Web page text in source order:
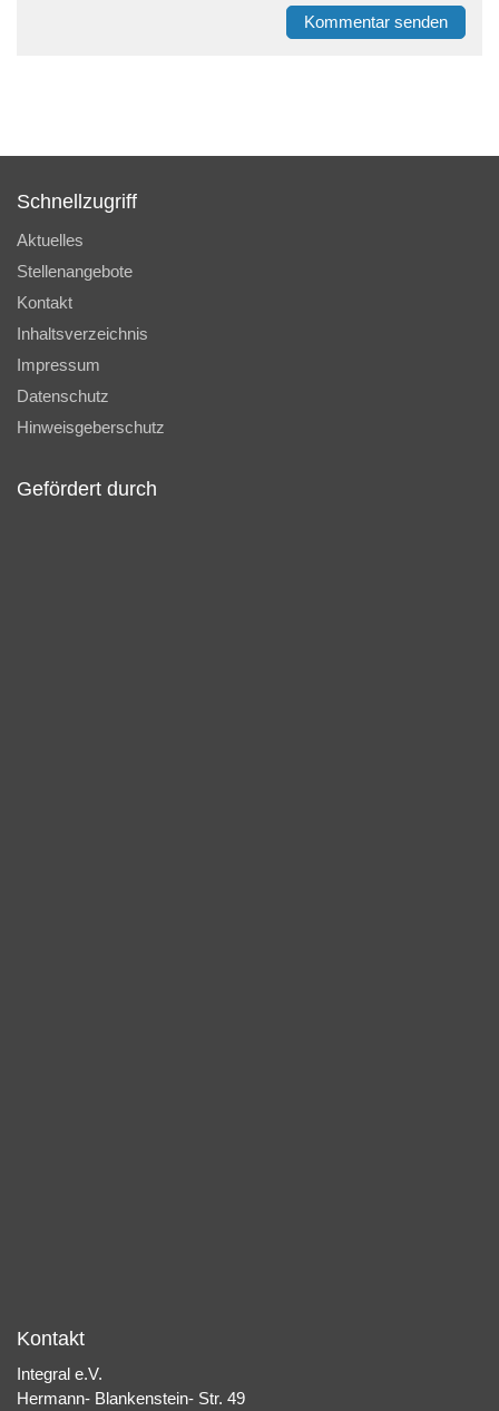
Kommentar senden
Schnellzugriff
Aktuelles
Stellenangebote
Kontakt
Inhaltsverzeichnis
Impressum
Datenschutz
Hinweisgeberschutz
Gefördert durch
Kontakt
Integral e.V.
Hermann- Blankenstein- Str. 49